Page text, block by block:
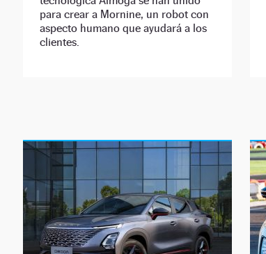
para crear a Mornine, un robot con
aspecto humano que ayudará a los
clientes.